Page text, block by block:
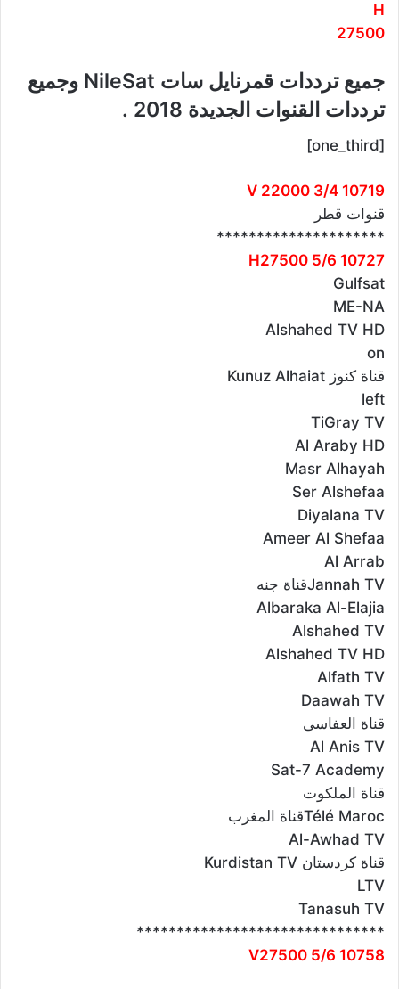
H
27500
جميع ترددات قمرنايل سات NileSat وجميع
ترددات القنوات الجديدة 2018 .
[one_third]
10719 V 22000 3/4
قنوات قطر
*********************
10727 H27500 5/6
Gulfsat
ME-NA
Alshahed TV HD
on
قناة كنوز Kunuz Alhaiat
left
TiGray TV
Al Araby HD
Masr Alhayah
Ser Alshefaa
Diyalana TV
Ameer Al Shefaa
Al Arrab
Jannah TVقناة جنه
Albaraka Al-Elajia
Alshahed TV
Alshahed TV HD
Alfath TV
Daawah TV
قناة العفاسى
Al Anis TV
Sat-7 Academy
قناة الملكوت
Télé Marocقناة المغرب
Al-Awhad TV
قناة كردستان Kurdistan TV
LTV
Tanasuh TV
*******************************
10758 V27500 5/6